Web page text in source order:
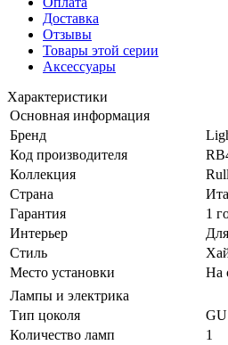
Доставка
Отзывы
Товары этой серии
Аксессуары
Характеристики
Основная информация
Бренд
Код производителя
Коллекция
Страна
Гарантия
1
Интерьер
Стиль
Место установки
На
Лампы и электрика
Тип цоколя
Количество ламп
1